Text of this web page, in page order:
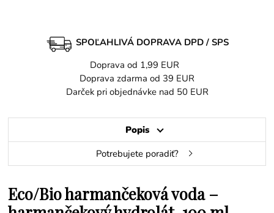
SPOĽAHLIVÁ DOPRAVA DPD / SPS
Doprava od 1,99 EUR
Doprava zdarma od 39 EUR
Darček pri objednávke nad 50 EUR
Popis
Potrebujete poradiť?
Eco/Bio harmančeková voda –